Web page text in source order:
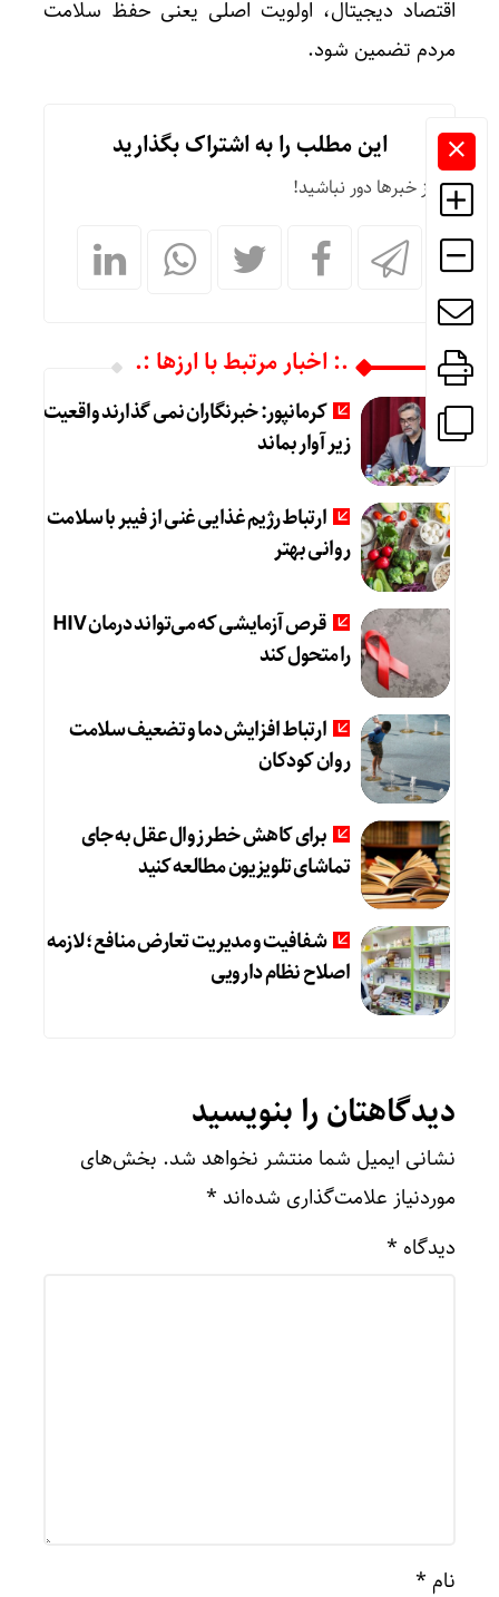
اقتصاد دیجیتال، اولویت اصلی یعنی حفظ سلامت
مردم تضمین شود.
این مطلب را به اشتراک بگذارید
از خبرها دور نباشید!
.: اخبار مرتبط با ارزها :.
کرمانپور: خبرنگاران نمی گذارند واقعیت
زیر آوار بماند
ارتباط رژیم غذایی غنی از فیبر با سلامت
روانی بهتر
قرص آزمایشی که می‌تواند درمان HIV
را متحول کند
ارتباط افزایش دما و تضعیف سلامت
روان کودکان
برای کاهش خطر زوال عقل به جای
تماشای تلویزیون مطالعه کنید
شفافیت و مدیریت تعارض منافع؛ لازمه
اصلاح نظام دارویی
دیدگاهتان را بنویسید
نشانی ایمیل شما منتشر نخواهد شد. بخش‌های
موردنیاز علامت‌گذاری شده‌اند *
دیدگاه *
نام *